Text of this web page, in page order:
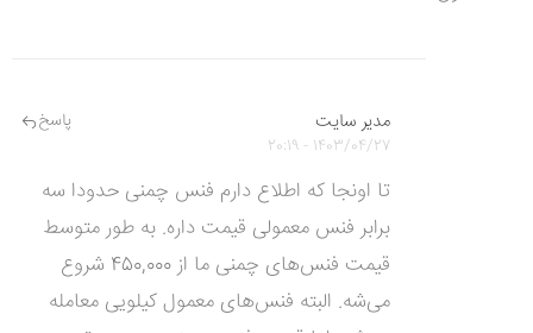
پاسخ مدیر سایت
1403/04/27 - 20:19
تا اونجا که اطلاع دارم فنس چمنی حدودا سه
برابر فنس معمولی قیمت داره. به طور متوسط
قیمت فنس‌های چمنی ما از 450,000 شروع
می‌شه. البته فنس‌های معمول کیلویی معامله